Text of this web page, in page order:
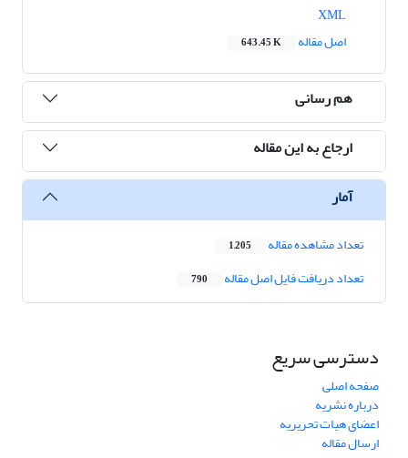
اصل مقاله
643.45 K
هم رسانی
ارجاع به این مقاله
آمار
تعداد مشاهده مقاله 1,205
تعداد دریافت فایل اصل مقاله 790
دسترسی سریع
صفحه اصلی
درباره نشریه
اعضای هیات تحریریه
ارسال مقاله